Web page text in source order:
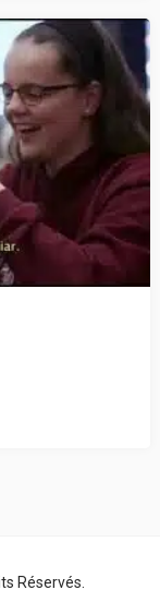
Réservés.